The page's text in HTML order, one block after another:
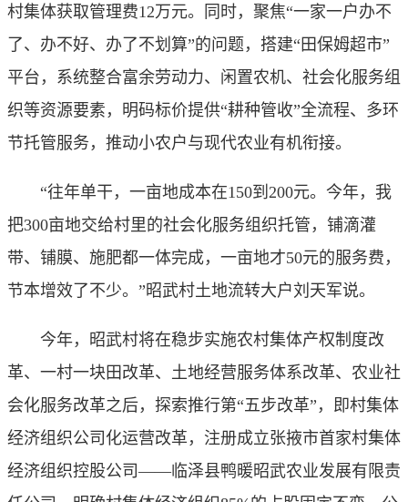
村集体获取管理费12万元。同时，聚焦“一家一户办不
了、办不好、办了不划算”的问题，搭建“田保姆超市”
平台，系统整合富余劳动力、闲置农机、社会化服务组
织等资源要素，明码标价提供“耕种管收”全流程、多环
节托管服务，推动小农户与现代农业有机衔接。
“往年单干，一亩地成本在150到200元。今年，我
把300亩地交给村里的社会化服务组织托管，铺滴灌
带、铺膜、施肥都一体完成，一亩地才50元的服务费，
节本增效了不少。”昭武村土地流转大户刘天军说。
今年，昭武村将在稳步实施农村集体产权制度改
革、一村一块田改革、土地经营服务体系改革、农业社
会化服务改革之后，探索推行第“五步改革”，即村集体
经济组织公司化运营改革，注册成立张掖市首家村集体
经济组织控股公司——临泽县鸭暖昭武农业发展有限责